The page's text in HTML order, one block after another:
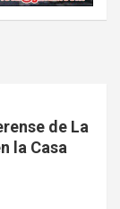
de La
la Casa